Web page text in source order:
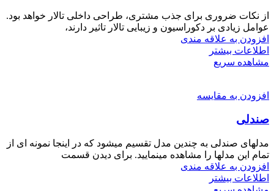
از نکات ضروری برای جذب مشتری، طراحی داخلی تالار خواهد بود.
عوامل زیادی بر دکوراسیون و زیبایی تالار تاثیر دارند،
افزودن به علاقه مندی
اطلاعات بیشتر
مشاهده سریع
افزودن به مقایسه
صندلی
مدلهای صندلی به چندین مدل تقسیم میشود که در اینجا نمونه ای از
تمام این مدلها را مشاهده مینمایید. برای دیدن قسمت
افزودن به علاقه مندی
اطلاعات بیشتر